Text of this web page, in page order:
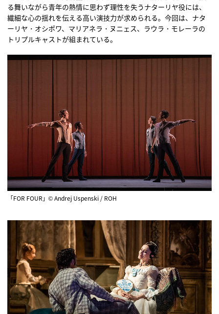
る舞いながら青年の熱情に思わず理性を失うナターリヤ役には、
繊細な心の揺れを伝える高い演技力が求められる。今回は、ナタ
ーリヤ・オシポワ、マリアネラ・ヌニェス、ラウラ・モレーラの
トリプルキャストが組まれている。
「FOR FOUR」© Andrej Uspenski / ROH